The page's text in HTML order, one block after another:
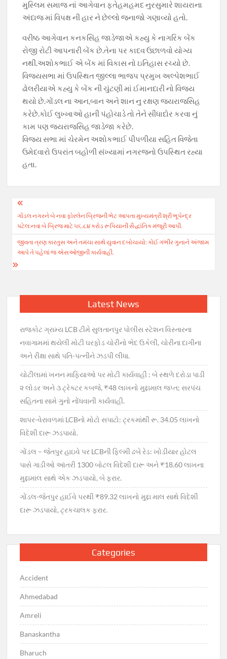
મુસ્લિમ સમાજ નાં આગેવાન ફતેહમહમદ નુરસુમારે શાયરાના
અંદાજ માં વિપક્ષ ની હાર ને છેલ્લો જનાજો ગણાવ્યો હતો.
વરીષ્ઠ આગેવાન કનકસિંહ જાડેજાએ કહ્યુ કે નાગરિક બેંક
રોજી રોટી આપનારી બેંક છે.તેના પર કાદવ ઉછાળવો યોગ્ય
નથી.અશોકભાઈ એ બેંક માં વિકાસ નો ઇતિહાસ રચ્યો છે.
વિજયસભા માં ઉપસ્થિત જીલ્લા ભાજપ પ્રમુખ અલ્પેશભાઈ
ઢોલરીયાએ કહ્યુ કે બેંક ની ચુંટણી માં ઈમાનદારી નો વિજય
થયો છે.ગોંડલ ના આન,બાન અને શાન નુ રક્ષણ જયરાજસિહ
કરેછે.કોઈ લુખ્ખાઓ હાની પંહોચાડે તો તેને સીધાદોર કરવા નું
કામ પણ જયરાજસિહ જાડેજા કરેછે.
વિજય સભા માં ચેરમેન અશોકભાઈ પીપળીયા સહિત વિજેતા
ઉમેદવારો ઉપરાંત બહોળી સંખ્યામાં નગરજનો ઉપસ્થિત રહ્યા
હતા.
Post
navigation
ગોંડલ નગરને બે નવા ફોરલેન બ્રિજની ભેટ આપતા મુખ્યમંત્રી શ્રી ભૂપેન્દ્ર
પટેલ:નવા બે બ્રિજ માટે ૫૬.૮૪ કરોડ રૂપિયાની સૈદ્ધાંતિક મંજૂરી આપી.
જીવતા ત્રણ કારતુસ અને તમંચા સાથે યુવાન દબોચાયો: કોઈ ગંભીર ગુનાને અંજામ
આપે તે પહેલાં જ એસઓજીની કાર્યવાહી.
Latest News
રાજકોટ ગ્રામ્ય LCB ટીમે સુલતાનપુર પોલીસ સ્ટેશન વિસ્તારના
નવાગામમાં થયેલી મોટી ઘરફોડ ચોરીનો ભેદ ઉકેલી, ચોરીના દાગીના
અને રીક્ષા સાથે પતિ-પત્નીને ઝડપી લીધા.
ચોટીલામાં ખનન માફિયાઓ પર મોટી કાર્યવાહી : બે સ્થળે દરોડા પાડી
૨ લોડર અને ૩ ટ્રેક્ટર કબજે, ₹48 લાખનો મુદ્દામાલ જપ્ત; સરપંચ
સહિતના સામે ગુનો નોંધવાની કાર્યવાહી.
શાપર-વેરાવળમાં LCBનો મોટો સપાટો: ટ્રકમાંથી રૂ. 34.05 લાખનો
વિદેશી દારૂ ઝડપાયો.
ગોંડલ – જેતપુર હાઇવે પર LCBની ફિલ્મી ઢબે રેડ: ખોડીયાર હોટલ
પાસે ગાડીઓ આંતરી 1300 બોટલ વિદેશી દારૂ અને ₹18.60 લાખના
મુદ્દામાલ સાથે એક ઝડપાયો, બે ફરાર.
ગોંડલ-જેતપુર હાઈવે પરથી ₹89.32 લાખનો મુદ્દા માલ સાથે વિદેશી
દારૂ ઝડપાયો, ટ્રકચાલક ફરાર.
Categories
Accident
Ahmedabad
Amreli
Banaskantha
Bharuch